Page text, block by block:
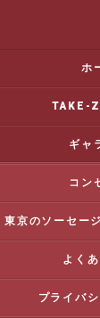
ホ
TAKE-
ギャ
コン
よく
プライバ